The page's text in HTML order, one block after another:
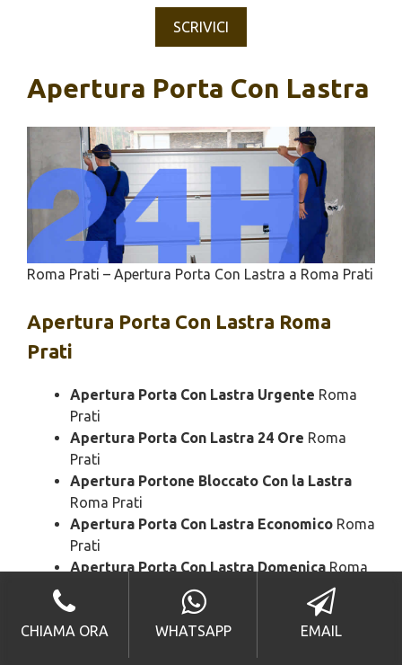
SCRIVICI
Apertura Porta Con Lastra
Roma Prati – Apertura Porta Con Lastra a Roma Prati
Apertura Porta Con Lastra Roma
Prati
Apertura Porta Con Lastra Urgente Roma
Prati
Apertura Porta Con Lastra 24 Ore Roma
Prati
Apertura Portone Bloccato Con la Lastra
Roma Prati
Apertura Porta Con Lastra Economico Roma
Prati
Apertura Porta Con Lastra Domenica Roma
Apertura Porta Con Lastra
Roma Prati
Apertura Porta Con Lastra RapidoRoma
CHIAMA ORA WHATSAPP EMAIL